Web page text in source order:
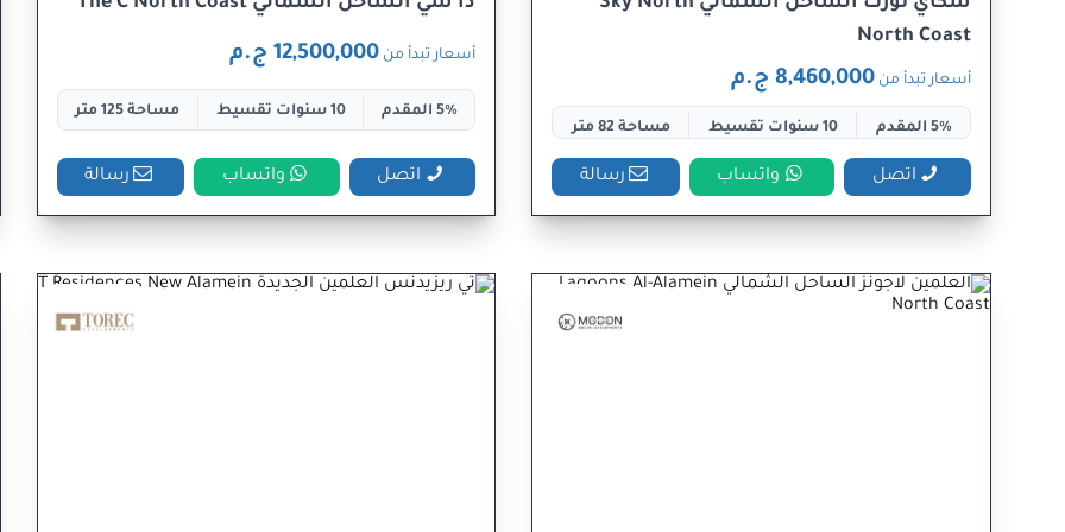
North Coast
أسعار تبدأ من 8,460,000 ج.م
5% المقدم 10 سنوات تقسيط مساحة 82 متر
اتصل واتساب رسالة
أسعار تبدأ من 12,500,000 ج.م
5% المقدم 10 سنوات تقسيط مساحة 125 متر
اتصل واتساب رسالة